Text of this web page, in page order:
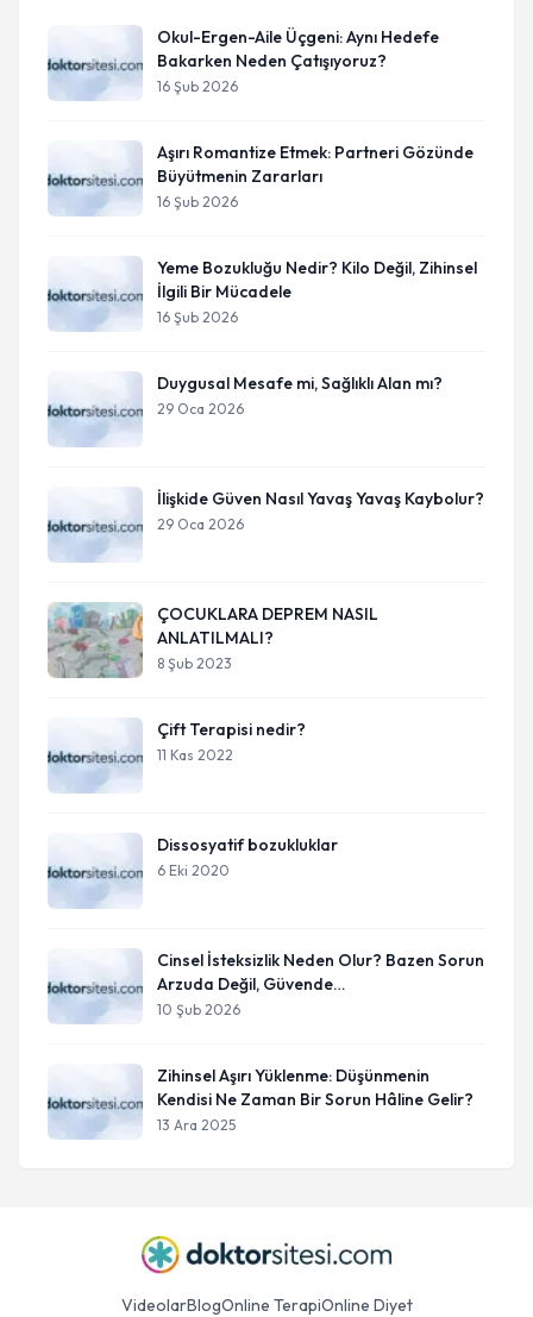
Okul-Ergen-Aile Üçgeni: Aynı Hedefe
Bakarken Neden Çatışıyoruz?
16 Şub 2026
Aşırı Romantize Etmek: Partneri Gözünde
Büyütmenin Zararları
16 Şub 2026
Yeme Bozukluğu Nedir? Kilo Değil, Zihinsel
İlgili Bir Mücadele
16 Şub 2026
Duygusal Mesafe mi, Sağlıklı Alan mı?
29 Oca 2026
İlişkide Güven Nasıl Yavaş Yavaş Kaybolur?
29 Oca 2026
ÇOCUKLARA DEPREM NASIL
ANLATILMALI?
8 Şub 2023
Çift Terapisi nedir?
11 Kas 2022
Dissosyatif bozukluklar
6 Eki 2020
Cinsel İsteksizlik Neden Olur? Bazen Sorun
Arzuda Değil, Güvende
Hissetememektedir
10 Şub 2026
Zihinsel Aşırı Yüklenme: Düşünmenin
Kendisi Ne Zaman Bir Sorun Hâline Gelir?
13 Ara 2025
VideolarBlogOnline TerapiOnline Diyet